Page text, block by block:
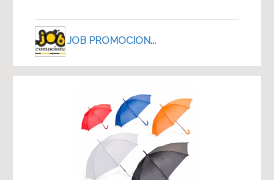
JOB PROMOCION...